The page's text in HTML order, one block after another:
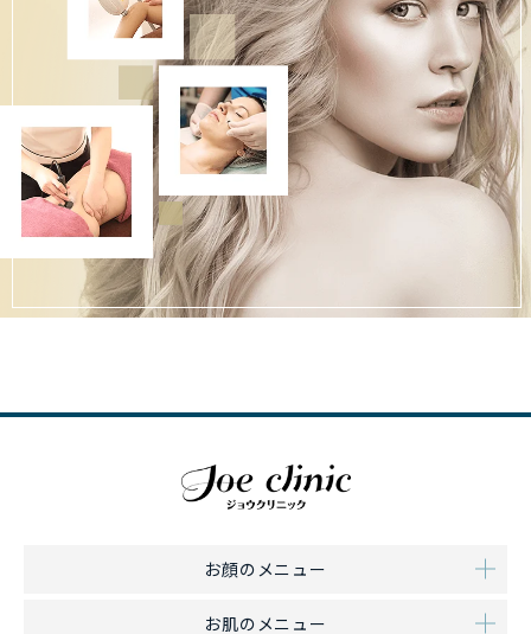
お顔のメニュー
お肌のメニュー